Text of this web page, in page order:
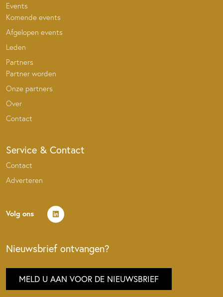
Events
Komende events
Afgelopen events
Leden
Partners
Partner worden
Onze partners
Over
Contact
Service & Contact
Contact
Adverteren
Volg ons
Nieuwsbrief ontvangen?
MELD U AAN VOOR DE NIEUWSBRIEF